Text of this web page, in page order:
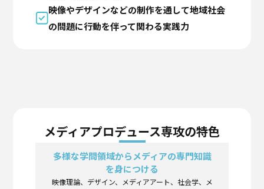
映像やデザインなどの制作を通して地域社会
の問題に行動を伴って関わる実践力
メディアプロデュース専攻の特色
多様な学問領域からメディアの専門知識
を身につける
映像理論、デザイン、メディアアート、社会学、メ